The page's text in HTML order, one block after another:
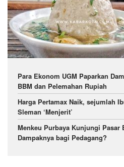
Para Ekonom UGM Paparkan
BBM dan Pelemahan Rupiah
Harga Pertamax Naik, sejumlah
Sleman ‘Menjerit’
Menkeu Purbaya Kunjungi Pasar
Dampaknya bagi Pedagang?